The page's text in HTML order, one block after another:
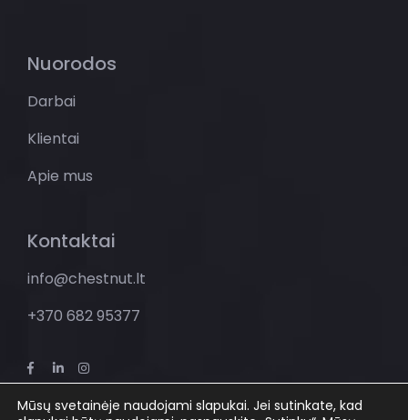
Nuorodos
Darbai
Klientai
Apie mus
Kontaktai
info@chestnut.lt
+370 682 95377
Mūsų svetainėje naudojami slapukai. Jei sutinkate, kad